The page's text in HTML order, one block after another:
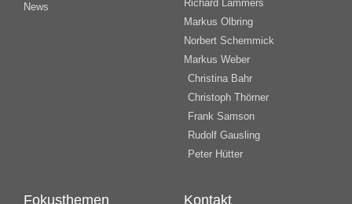
News
Richard Lammers
Markus Olbring
Norbert Schemmick
Markus Weber
Christina Bahr
Christoph Thörner
Frank Samson
Rudolf Gausling
Peter Hütter
Fokusthemen Kontakt